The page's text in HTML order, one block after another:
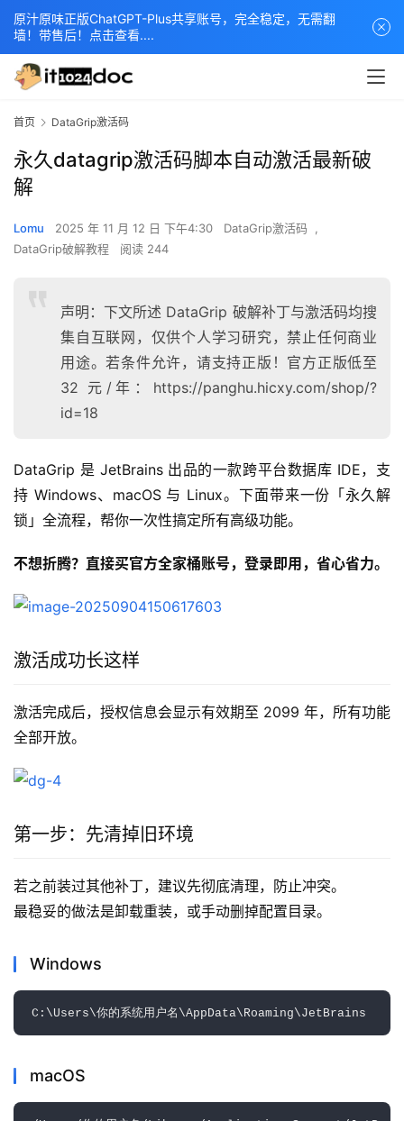
首页 DataGrip激活码
永久datagrip激活码脚本自动激活最新破
解
Lomu 2025 年 11 月 12 日 下午4:30 DataGrip激活码
,
DataGrip破解教程
阅读 244
声明：下文所述 DataGrip 破解补丁与激活码均搜
集自互联网，仅供个人学习研究，禁止任何商业
用途。若条件允许，请支持正版！官方正版低至
32 元/年：https://panghu.hicxy.com/shop/?
id=18
DataGrip 是 JetBrains 出品的一款跨平台数据库 IDE，支
持 Windows、macOS 与 Linux。下面带来一份「永久解
锁」全流程，帮你一次性搞定所有高级功能。
不想折腾？直接买官方全家桶账号，登录即用，省心省力。
激活成功长这样
激活完成后，授权信息会显示有效期至 2099 年，所有功能
全部开放。
第一步：先清掉旧环境
若之前装过其他补丁，建议先彻底清理，防止冲突。
最稳妥的做法是卸载重装，或手动删掉配置目录。
Windows
macOS
原汁原味正版ChatGPT-Plus共享账号，完全稳定，无需翻
墙！带售后！点击查看....